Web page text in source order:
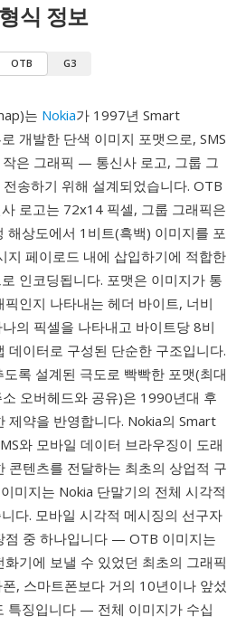
형식 정보
OTB G3
는 Nokia가 1997년 Smart
개발한 단색 이미지 포맷으로, SMS
은 그래픽 — 통신사 로고, 그룹 그
송하기 위해 설계되었습니다. OTB
로고는 72x14 픽셀, 그룹 그래픽은
해상도에서 1비트(흑백) 이미지를 포
지 페이로드 내에 삽입하기에 적합한
인코딩됩니다. 포맷은 이미지가 통
인지 나타내는 헤더 바이트, 너비
의 픽셀을 나타내고 바이트당 8비
데이터로 구성된 단순한 구조입니다.
록 설계된 극도로 빡빡한 포맷(최대
오버헤드와 공유)은 1990년대 후
제약을 반영합니다. Nokia의 Smart
와 모바일 데이터 브라우징이 도래
콘텐츠를 전달하는 최초의 상업적 구
미지는 Nokia 단말기의 전체 시각적
다. 모바일 시각적 메시징의 선구자
점 중 하나입니다 — OTB 이미지는
기에 보낼 수 있었던 최초의 그래픽
, 스마트폰보다 거의 10년이나 앞섰
특징입니다 — 전체 이미지가 수십